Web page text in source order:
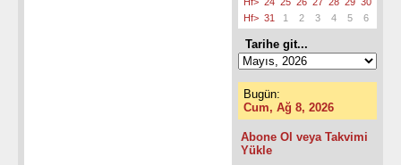
Hf> 31 1 2 3 4 5 6
Tarihe git...
Bugün:
Cum, Ağ 8, 2026
Abone Ol veya Takvimi
Yükle